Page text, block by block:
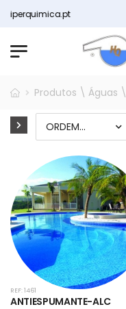
Produtos \ Águas
REF: 1461
ANTIESPUMANTE-ALC